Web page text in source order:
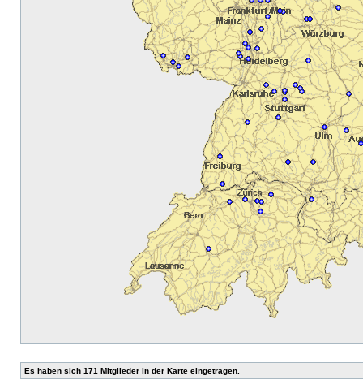
Es haben sich 171 Mitglieder in der Karte eingetragen.